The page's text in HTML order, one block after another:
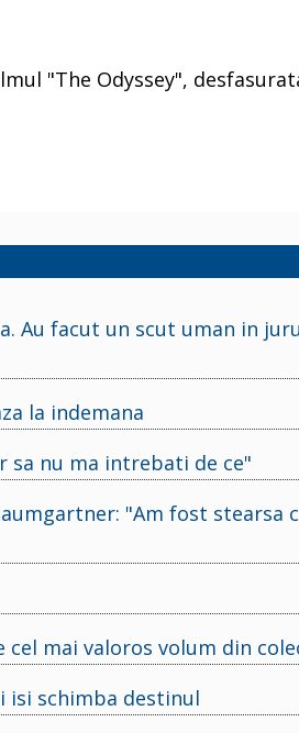
"The Odyssey",
Au facut un scut uman in
la indemana
sa nu ma intrebati de ce"
"Am fost stearsa
cel mai valoros volum din
isi schimba destinul